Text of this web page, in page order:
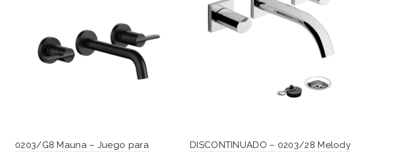
0203/G8 Mauna – Juego para
DISCONTINUADO – 0203/28 Melody